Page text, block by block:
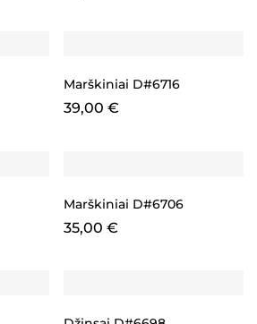
Marškiniai D#6716
39,00 €
Marškiniai D#6706
35,00 €